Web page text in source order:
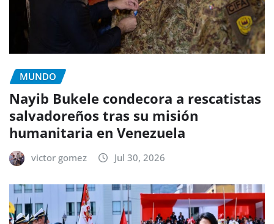
MUNDO
Nayib Bukele condecora a rescatistas
salvadoreños tras su misión
humanitaria en Venezuela
victor gomez Jul 30, 2026